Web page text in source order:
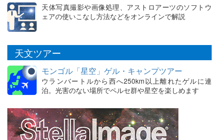
天体写真撮影や画像処理、アストロアーツのソフトウ
ェアの使いこなし方法などをオンラインで解説
天文ツアー
モンゴル「星空」ゲル・キャンプツアー
ウランバートルから西へ250km以上離れたゲルに連
泊。光害のない場所でペルセ群や星空を楽しめます